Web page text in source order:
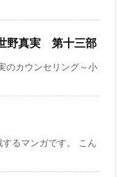
野真実 第十三部
カウンセリング～小
るマンガです。 こん